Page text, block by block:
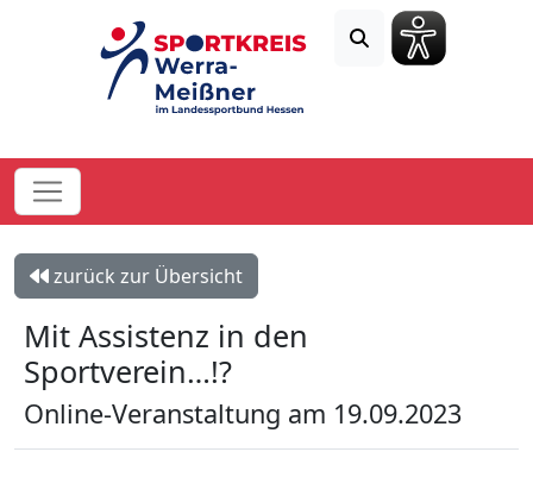
zurück zur Übersicht
Mit Assistenz in den
Sportverein…!?
Online-Veranstaltung am 19.09.2023